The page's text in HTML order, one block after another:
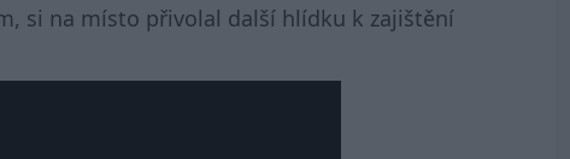
si na místo přivolal další hlídku k zajištění